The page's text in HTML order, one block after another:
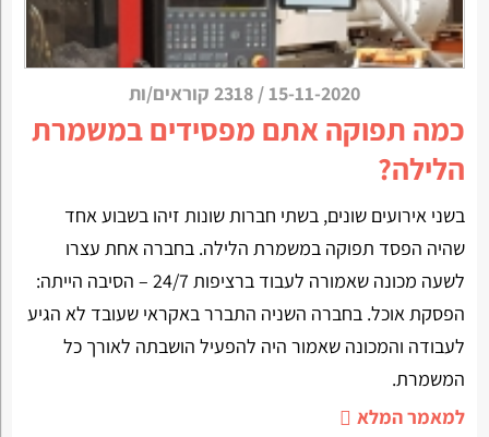
15-11-2020
/ 2318 קוראים/ות
כמה תפוקה אתם מפסידים במשמרת
הלילה?
בשני אירועים שונים, בשתי חברות שונות זיהו בשבוע אחד
שהיה הפסד תפוקה במשמרת הלילה. בחברה אחת עצרו
לשעה מכונה שאמורה לעבוד ברציפות 24/7 – הסיבה הייתה:
הפסקת אוכל. בחברה השניה התברר באקראי שעובד לא הגיע
לעבודה והמכונה שאמור היה להפעיל הושבתה לאורך כל
המשמרת.
למאמר המלא